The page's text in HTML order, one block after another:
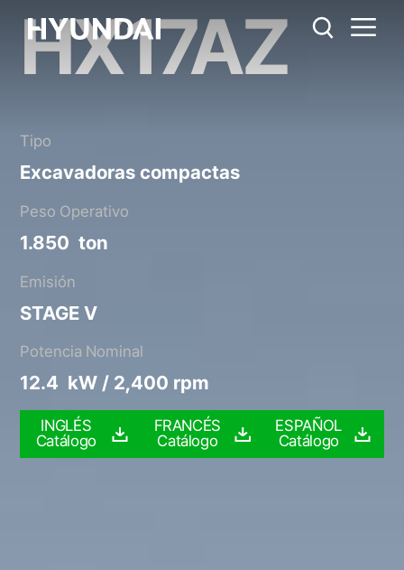
HX17AZ Regla métrica EE.UU.
HX17AZ
Tipo
Excavadoras compactas
Peso Operativo
1.850 ton
Emisión
STAGE V
Potencia Nominal
12.4 kW / 2,400 rpm
INGLÉS
Catálogo
FRANCÉS
Catálogo
ESPAÑOL
Catálogo